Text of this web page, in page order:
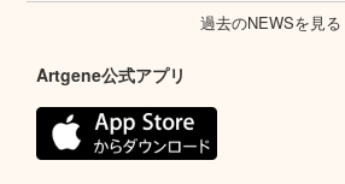
過去のNEWSを見る
Artgene公式アプリ